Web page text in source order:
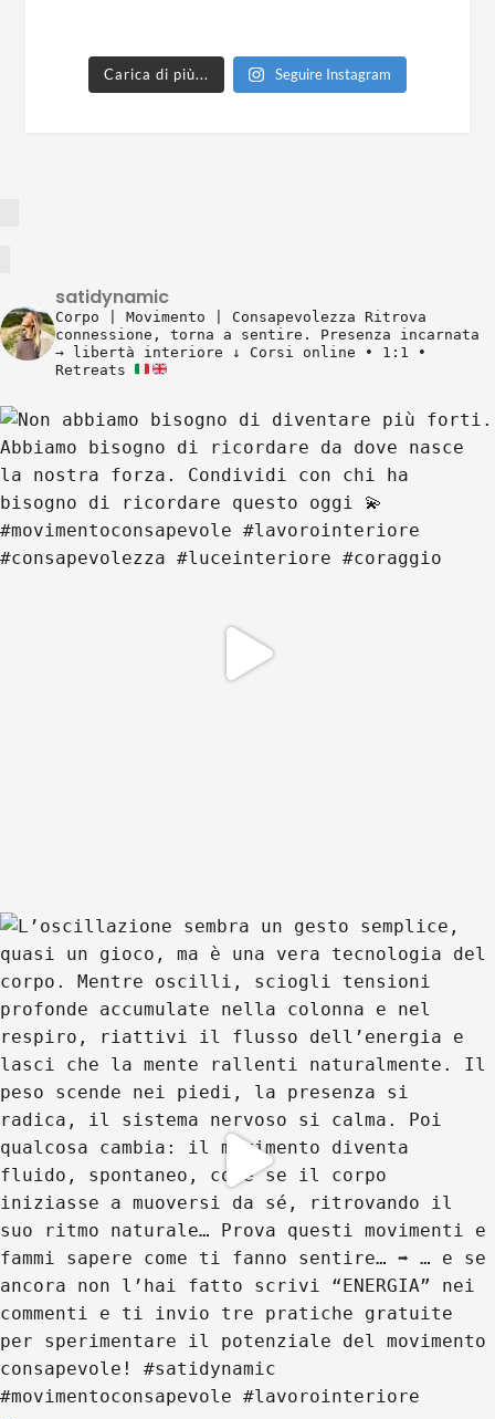
Carica di più... Seguire Instagram
satidynamic
Corpo | Movimento | Consapevolezza Ritrova
connessione, torna a sentire.
Presenza incarnata
→ libertà interiore ↓ Corsi online • 1:1 •
Retreats